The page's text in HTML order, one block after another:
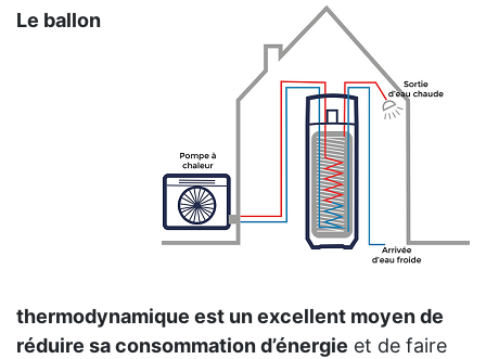
Le ballon
thermodynamique est un excellent moyen de
réduire sa consommation d’énergie et de faire